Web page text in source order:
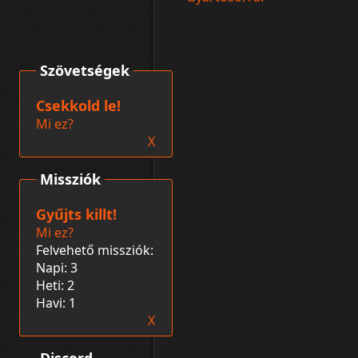
Missziók
Gyűjts killt!
Mi ez?
Felvehető missziók:
Napi: 3
Heti: 2
Havi: 1
X
Szövetségek
Csekkold le!
Mi ez?
X